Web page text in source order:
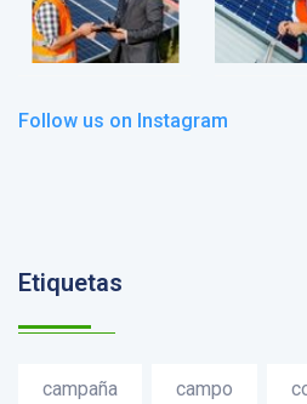
Follow us on Instagram
Etiquetas
campaña campo